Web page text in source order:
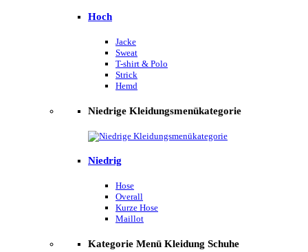
Hoch
Jacke
Sweat
T-shirt & Polo
Strick
Hemd
Niedrige Kleidungsmenükategorie
Niedrig
Hose
Overall
Kurze Hose
Maillot
Kategorie Menü Kleidung Schuhe